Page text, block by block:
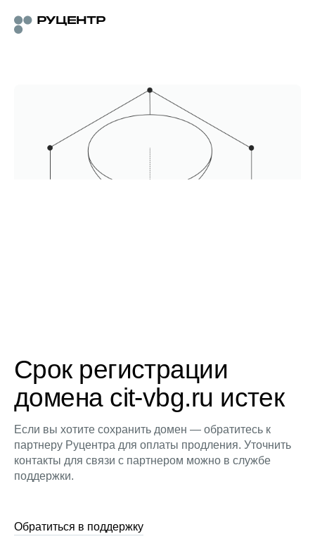
Срок регистрации
домена cit-vbg.ru истек
Если вы хотите сохранить домен — обратитесь к
партнеру Руцентра для оплаты продления. Уточнить
контакты для связи с партнером можно в службе
поддержки.
Обратиться в поддержку